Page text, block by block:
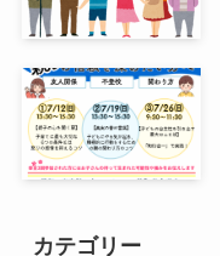
カテゴリー